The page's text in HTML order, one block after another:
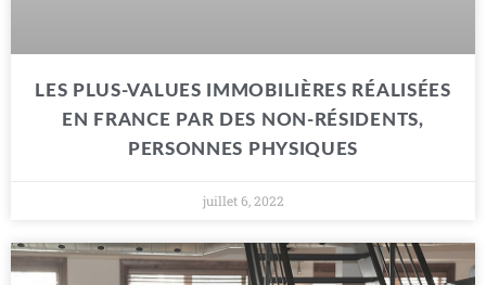
LES PLUS-VALUES IMMOBILIÈRES RÉALISÉES
EN FRANCE PAR DES NON-RÉSIDENTS,
PERSONNES PHYSIQUES
juillet 6, 2022